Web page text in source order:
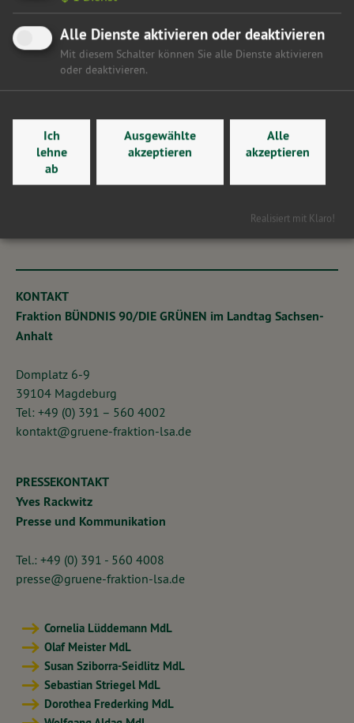
Hier gelangen Sie zurück zur Übersicht
KONTAKT
Fraktion BÜNDNIS 90/DIE GRÜNEN im Landtag Sachsen-
Anhalt
Domplatz 6-9
39104 Magdeburg
Tel: +49 (0) 391 – 560 4002
kontakt@gruene-fraktion-lsa.de
PRESSEKONTAKT
Yves Rackwitz
Presse und Kommunikation
Tel.: +49 (0) 391 - 560 4008
presse@gruene-fraktion-lsa.de
Cornelia Lüddemann MdL
Olaf Meister MdL
Susan Sziborra-Seidlitz MdL
Sebastian Striegel MdL
Dorothea Frederking MdL
Alle Dienste aktivieren oder deaktivieren
Mit diesem Schalter können Sie alle Dienste aktivieren
oder deaktivieren.
Ich
lehne
ab
Ausgewählte
akzeptieren
Alle
akzeptieren
Realisiert mit Klaro!